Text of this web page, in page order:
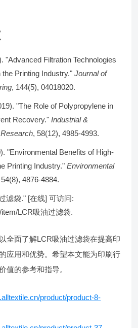
"Advanced Filtration Technologies
the Printing Industry."Journal of
, 144(5), 04018020.
"The Role of Polypropylene in
Recovery."Industrial &
, 58(12), 4985-4993.
"Environmental Benefits of High-
Printing Industry."Environmental
54(8), 4876-4884.
滤袋." [在线] 可访问:
LCR吸油过滤袋.
全面了解LCR吸油过滤袋在提高印
应用和优势。希望本文能为印刷行
值的参考和指导。
product/product-8-